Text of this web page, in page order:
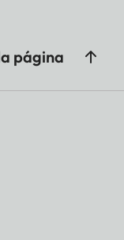
página